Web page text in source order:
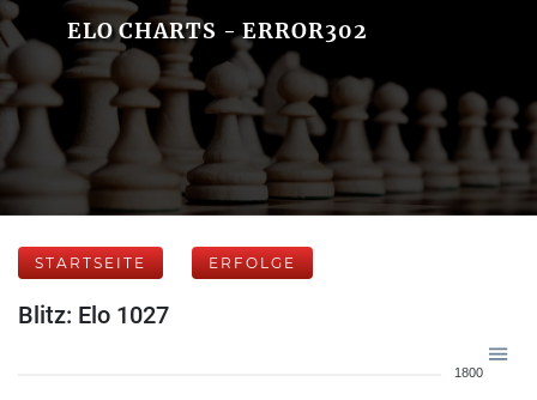
ELO CHARTS - ERROR302
STARTSEITE ERFOLGE
Blitz: Elo 1027
1800